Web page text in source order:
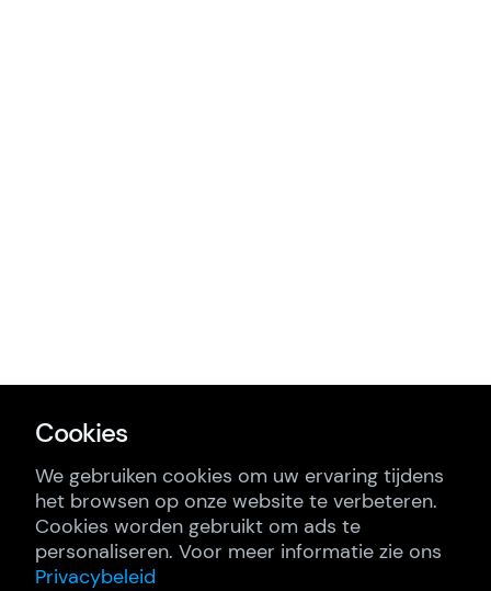
Cookies
We gebruiken cookies om uw ervaring tijdens
het browsen op onze website te verbeteren.
Cookies worden gebruikt om ads te
personaliseren. Voor meer informatie zie ons
Privacybeleid